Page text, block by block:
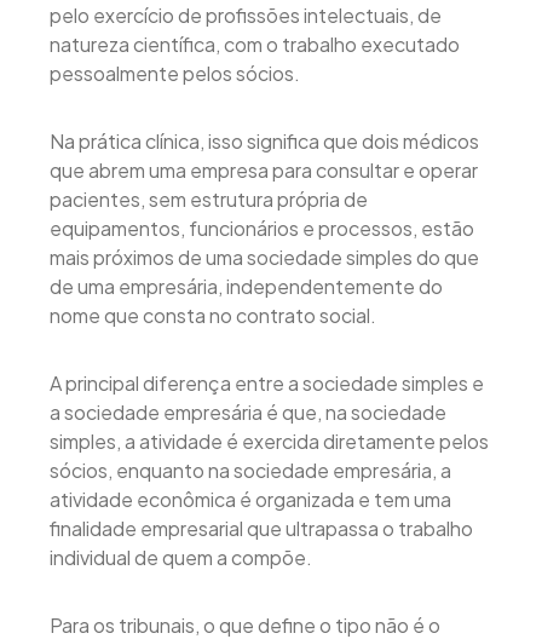
pelo exercício de profissões intelectuais, de
natureza científica, com o trabalho executado
pessoalmente pelos sócios.
Na prática clínica, isso significa que dois médicos
que abrem uma empresa para consultar e operar
pacientes, sem estrutura própria de
equipamentos, funcionários e processos, estão
mais próximos de uma sociedade simples do que
de uma empresária, independentemente do
nome que consta no contrato social.
A principal diferença entre a sociedade simples e
a sociedade empresária é que, na sociedade
simples, a atividade é exercida diretamente pelos
sócios, enquanto na sociedade empresária, a
atividade econômica é organizada e tem uma
finalidade empresarial que ultrapassa o trabalho
individual de quem a compõe.
Para os tribunais, o que define o tipo não é o